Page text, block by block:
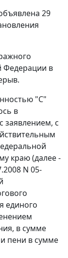
29
Федерации в
"С"
в
заявлением, с
краю (далее -
N 05-
единого
в сумме
пени в сумме